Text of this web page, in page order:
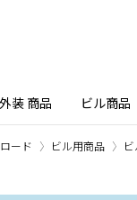
装 商品 ビル商品
ード ビル用商品